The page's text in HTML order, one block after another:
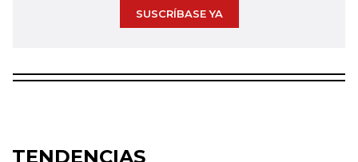
SUSCRÍBASE YA
TENDENCIAS